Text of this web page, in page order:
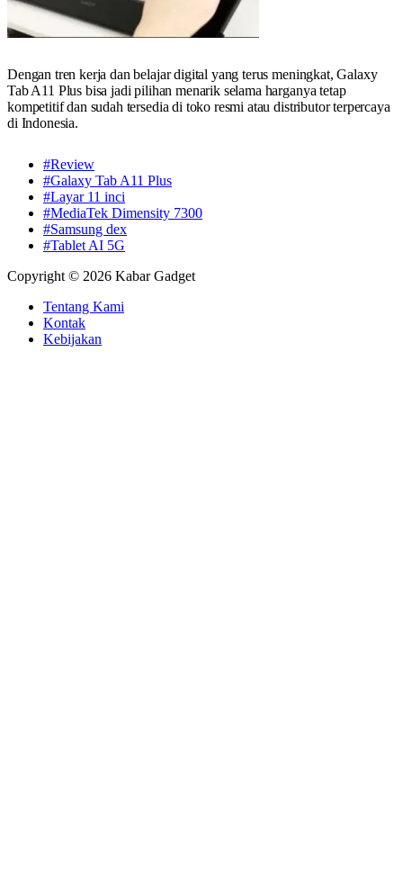
Dengan tren kerja dan belajar digital yang terus meningkat, Galaxy
Tab A11 Plus bisa jadi pilihan menarik selama harganya tetap
kompetitif dan sudah tersedia di toko resmi atau distributor terpercaya
di Indonesia.
#Review
#Galaxy Tab A11 Plus
#Layar 11 inci
#MediaTek Dimensity 7300
#Samsung dex
#Tablet AI 5G
Copyright © 2026 Kabar Gadget
Tentang Kami
Kontak
Kebijakan